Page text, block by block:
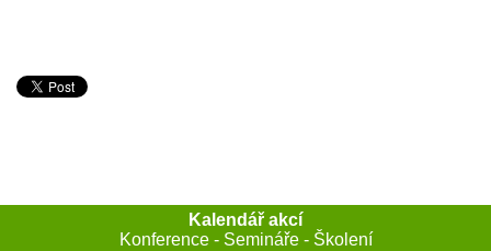
Kalendář akcí
Konference - Semináře - Školení